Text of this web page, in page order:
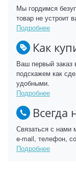
Мы гордимся
товар не устроит
Подробнее
Как
Ваш первый заказ
подскажем как
удобными.
Подробнее
Всегда
Связаться с
e-mail, телефон,
Подробнее